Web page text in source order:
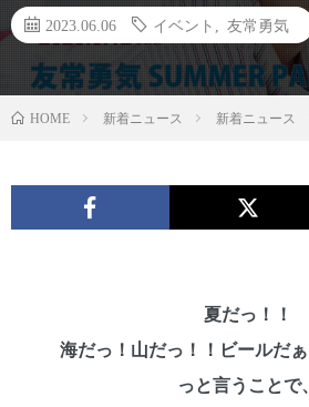
2023.06.06 イベント 友常勇気
HOME 新着ニュース 新着ニュース
夏だっ！！
海だっ！山だっ！！ビールだぁ
っと言うことで、